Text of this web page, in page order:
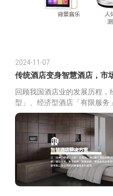
2024-11-07
传统酒店变身智慧酒店，市
回顾我国酒店业的发展历程，
型」、经济型酒店「有限服务
来要突破，必须以高科技为
缀，因为未来人力